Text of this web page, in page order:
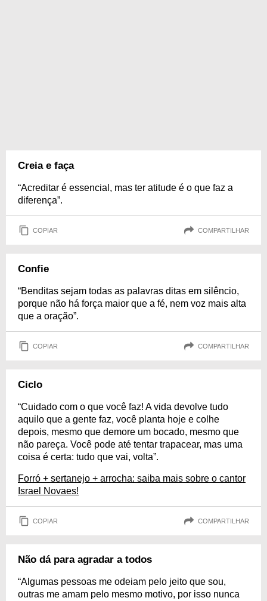
Creia e faça
“Acreditar é essencial, mas ter atitude é o que faz a
diferença”.
COPIAR COMPARTILHAR
Confie
“Benditas sejam todas as palavras ditas em silêncio,
porque não há força maior que a fé, nem voz mais alta
que a oração”.
COPIAR COMPARTILHAR
Ciclo
“Cuidado com o que você faz! A vida devolve tudo
aquilo que a gente faz, você planta hoje e colhe
depois, mesmo que demore um bocado, mesmo que
não pareça. Você pode até tentar trapacear, mas uma
coisa é certa: tudo que vai, volta”.
Forró + sertanejo + arrocha: saiba mais sobre o cantor
Israel Novaes!
COPIAR COMPARTILHAR
Não dá para agradar a todos
“Algumas pessoas me odeiam pelo jeito que sou,
outras me amam pelo mesmo motivo, por isso nunca